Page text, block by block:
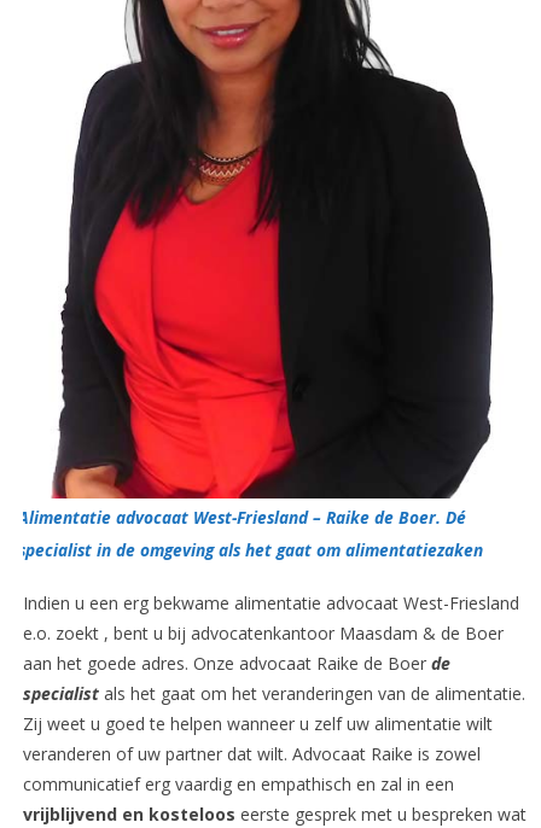
Alimentatie advocaat West-Friesland – Raike de Boer. Dé
specialist in de omgeving als het gaat om alimentatiezaken
Indien u een erg bekwame alimentatie advocaat West-Friesland
e.o. zoekt , bent u bij advocatenkantoor Maasdam & de Boer
aan het goede adres. Onze advocaat Raike de Boerde
specialist als het gaat om het veranderingen van de alimentatie.
Zij weet u goed te helpen wanneer u zelf uw alimentatie wilt
veranderen of uw partner dat wilt. Advocaat Raike is zowel
communicatief erg vaardig en empathisch en zal in een
vrijblijvend en kosteloos eerste gesprek met u bespreken wat